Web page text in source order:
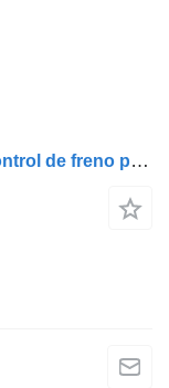
Knorr-Bremse K063720 válvula de control de freno para Volvo cabeza tractora